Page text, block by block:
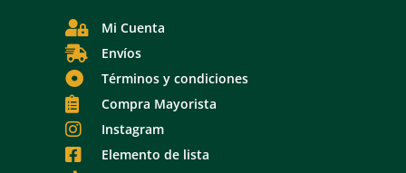
Mi Cuenta
Envíos
Términos y condiciones
Compra Mayorista
Instagram
Elemento de lista